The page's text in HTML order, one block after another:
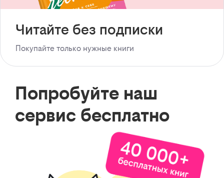
Читайте без подписки
Покупайте только нужные книги
Попробуйте наш
сервис бесплатно